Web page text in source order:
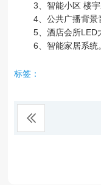
3、智能小区 楼
4、公共广播背景
5、酒店会所LED
6、智能家居系统
标签：